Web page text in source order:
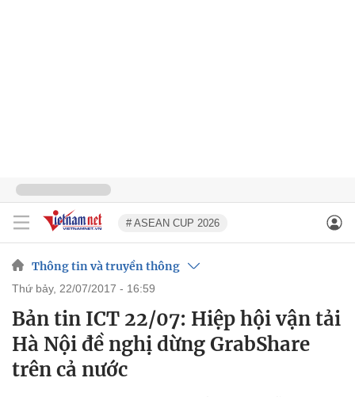
# ASEAN CUP 2026
Thông tin và truyền thông
thứ bảy, 22/07/2017 - 16:59
Bản tin ICT 22/07: Hiệp hội vận tải
Hà Nội đề nghị dừng GrabShare
trên cả nước